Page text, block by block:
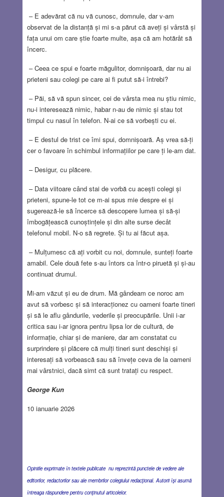
– E adevărat că nu vă cunosc, domnule, dar v-am
observat de la distanță și mi s-a părut că aveți și vârstă și
fața unui om care știe foarte multe, așa că am hotărât să
încerc.
– Ceea ce spui e foarte măgulitor, domnișoară, dar nu ai
prieteni sau colegi pe care ai fi putut să-i întrebi?
– Păi, să vă spun sincer, cei de vârsta mea nu știu nimic,
nu-i interesează nimic, habar n-au de nimic și stau tot
timpul cu nasul în telefon. N-ai ce să vorbești cu ei.
– E destul de trist ce îmi spui, domnișoară. Aș vrea să-ți
cer o favoare în schimbul informațiilor pe care ți le-am dat.
– Desigur, cu plăcere.
– Data viitoare când stai de vorbă cu acești colegi și
prieteni, spune-le tot ce m-ai spus mie despre ei și
sugerează-le să încerce să descopere lumea și să-și
îmbogățească cunoștințele și din alte surse decât
telefonul mobil. N-o să regrete. Și tu ai făcut așa.
– Mulțumesc că ați vorbit cu noi, domnule, sunteți foarte
amabil. Cele două fete s-au întors ca într-o piruetă și și-au
continuat drumul.
Mi-am văzut și eu de drum. Mă gândeam ce noroc am
avut să vorbesc și să interacționez cu oameni foarte tineri
și să le aflu gândurile, vederile și preocupările. Unii i-ar
critica sau i-ar ignora pentru lipsa lor de cultură, de
informație, chiar și de maniere, dar am constatat cu
surprindere și plăcere că mulți tineri sunt deschiși și
interesați să vorbească sau să învețe ceva de la oameni
mai vârstnici, dacă simt că sunt tratați cu respect.
George Kun
10 ianuarie 2026
Opiniile exprimate în textele publicate nu reprezintă punctele de vedere ale
editorilor, redactorilor sau ale membrilor colegiului redacţional. Autorii îşi asumă
întreaga răspundere pentru conţinutul articolelor.